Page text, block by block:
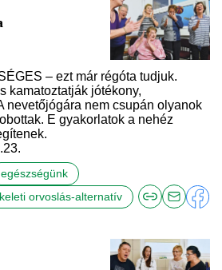
– ezt már régóta tudjuk.
kamatoztatják jótékony,
nevetőjógára nem csupán olyanok
E gyakorlatok a nehéz
egészségünk
orvoslás-alternatív